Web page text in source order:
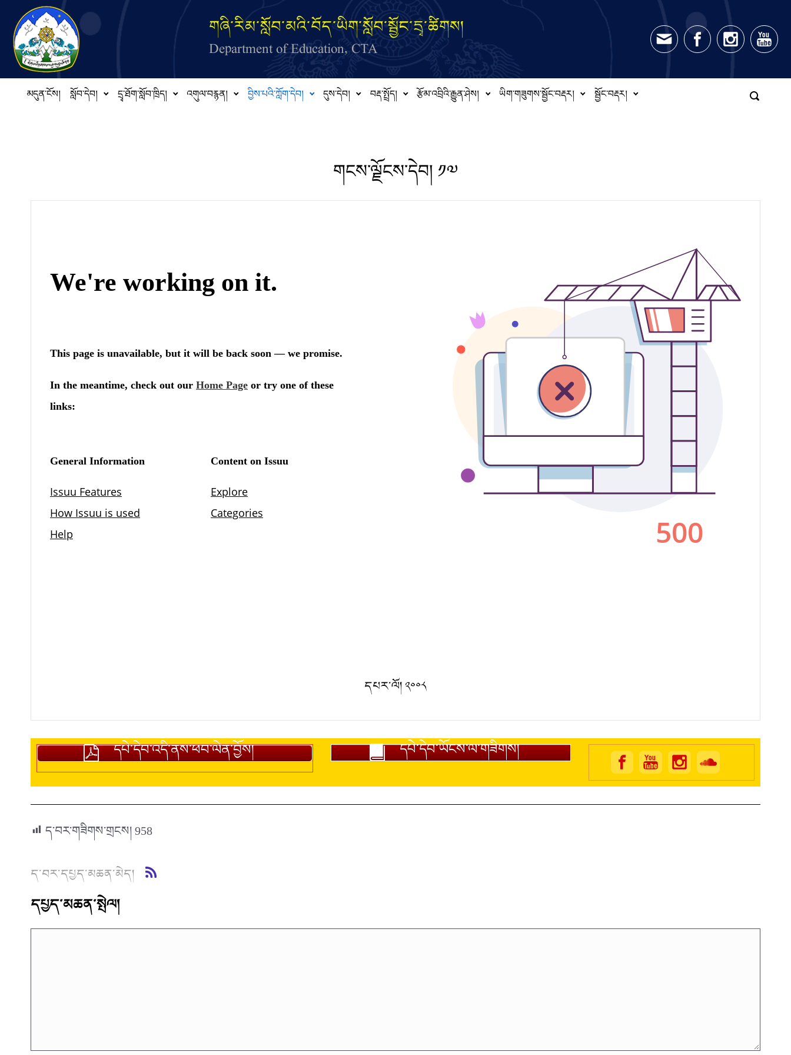
Skip to main content
གཞི་རིམ་སློབ་མའི་བོད་ཡིག་སློབ་སྦྱོང་དྲྭ་ཚིགས།
Department of Education, CTA
མདུན་ངོས། སློབ་དེབ། དྲྭ་ཐོག་སློབ་ཁྲིད། འགུལ་བརྙན། བྱིས་པའི་ཀློག་དེབ། དུས་དེབ། བརྡ་སྤྲོད། རྩོམ་འབྲིའི་རྒྱུན་ཤེས། ཡིག་གཟུགས་སྦྱོང་བརྡར། སྦྱོང་བརྡར།
གངས་ལྗོངས་དེབ། ༡༧
དཔར་ལོ། ༢༠༠༨
དཔེ་དེབ་འདི་ནས་ཕབ་ལེན་བྱོས། དཔེ་དེབ་ཡོངས་ལ་གཟིགས།
ད་བར་གཟིགས་གྲངས།958
ད་བར་དཔྱད་མཆན་མེད།
དཔྱད་མཆན་སྤེལ།